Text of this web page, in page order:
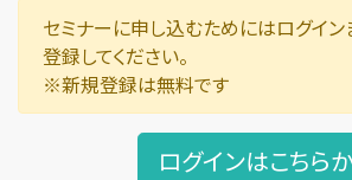
セミナーに申し込むためにはログイン
登録してください。
※新規登録は無料です
ログインはこちら